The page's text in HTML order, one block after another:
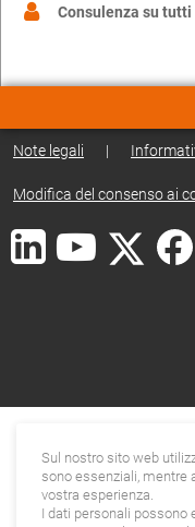
Consulenza su
Note legali |
Modifica del consenso ai
Sul nostro sito web
sono essenziali, mentre
vostra esperienza.
I dati personali possono